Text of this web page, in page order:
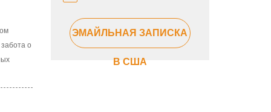
о
ЭМАЙЛЬНАЯ ЗАПИСКА
В США